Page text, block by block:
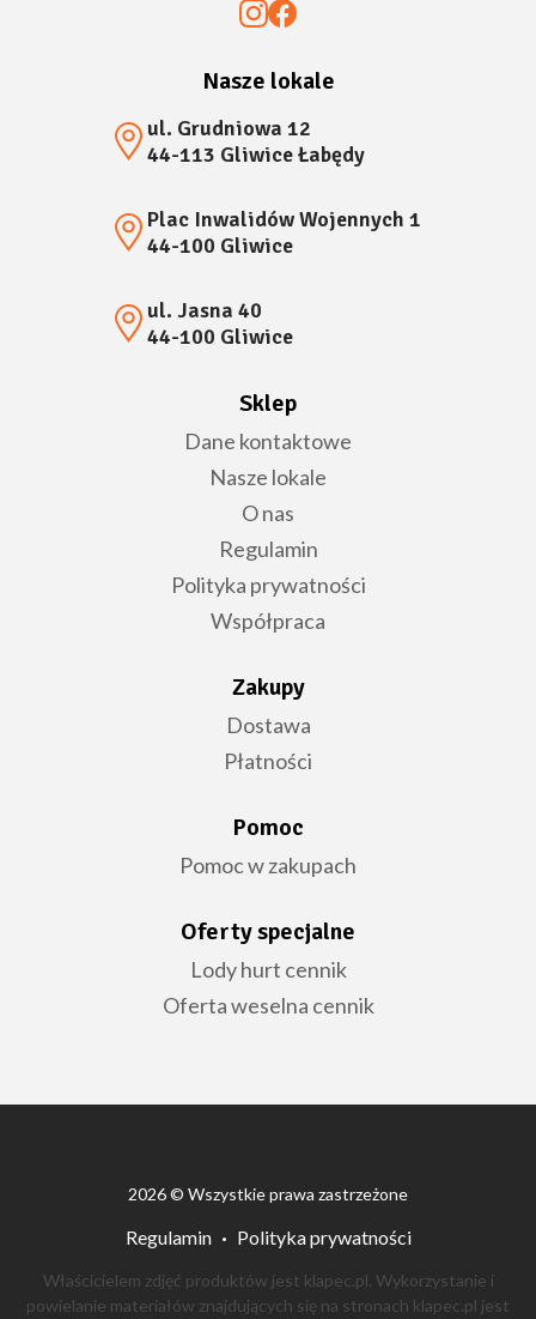
Nasze lokale
ul. Grudniowa 12
44-113 Gliwice Łabędy
Plac Inwalidów Wojennych 1
44-100 Gliwice
ul. Jasna 40
44-100 Gliwice
Sklep
Dane kontaktowe
Nasze lokale
O nas
Regulamin
Polityka prywatności
Współpraca
Zakupy
Dostawa
Płatności
Pomoc
Pomoc w zakupach
Oferty specjalne
Lody hurt cennik
Oferta weselna cennik
2026 © Wszystkie prawa zastrzeżone
Regulamin Polityka prywatności
Właścicielem zdjęć produktów jest klapec.pl. Wykorzystanie i
powielanie materiałów znajdujących się na stronach klapec.pl jest